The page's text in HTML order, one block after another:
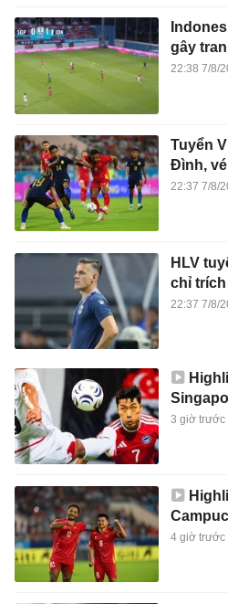
gây
22:38 7/8/
Tuyển
Đình,
22:37 7/8/
HLV
chỉ trích
22:37 7/8/
3 giờ trước
4 giờ trước